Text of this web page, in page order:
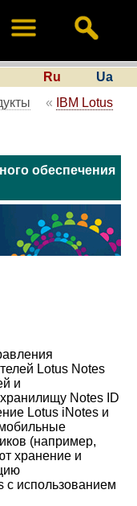
Ru
Ua
« IBM Lotus
обеспечения
Lotus Notes
и
Notes ID
Lotus iNotes и
(например,
хранение и
с использованием